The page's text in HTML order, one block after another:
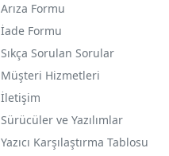
Arıza Formu
İade Formu
Sıkça Sorulan Sorular
Müşteri Hizmetleri
İletişim
Sürücüler ve Yazılımlar
Yazıcı Karşılaştırma Tablosu